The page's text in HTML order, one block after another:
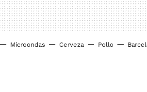
Microondas Cerveza Pollo